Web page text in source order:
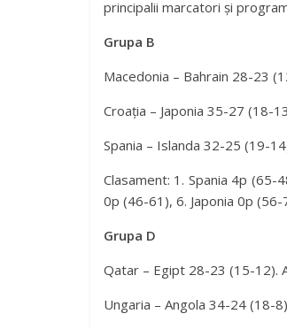
principalii marcatori și
Grupa B
Macedonia – Bahrain 28-23
Croația – Japonia 35-27 (18-
Spania – Islanda 32-25 (19-
Clasament: 1. Spania 4p
0p (46-61), 6. Japonia 0p (56-
Grupa D
Qatar – Egipt 28-23 (15-12).
Ungaria – Angola 34-24 (18-